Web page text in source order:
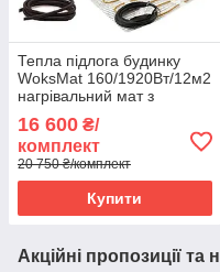
Тепла підлога будинку
WoksMat 160/1920Вт/12м2
нагрівальний мат з
програмованим
терморегулятором E 91
16 600 ₴/
комплект
20 750 ₴/комплект
Купити
Акційні пропозиції та